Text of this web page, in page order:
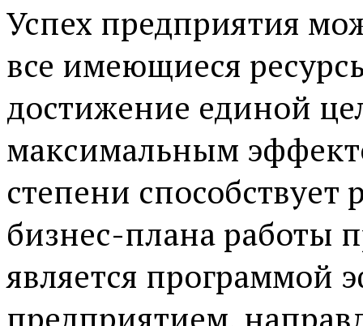
Успех предприятия
все имеющиеся
достижение единой
максимальным
степени способствует
бизнес-плана работы
является программой